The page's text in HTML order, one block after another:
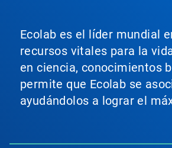
Ecolab es el líder mundial
recursos vitales para la
en ciencia, conocimientos
permite que Ecolab se
ayudándolos a lograr el